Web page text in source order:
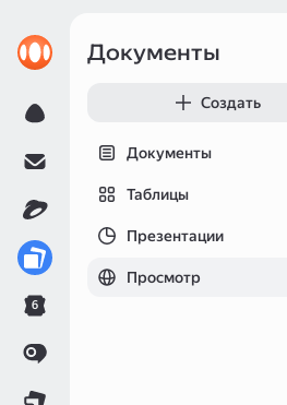
6
Документы
Создать
Документы
Таблицы
Презентации
Просмотр